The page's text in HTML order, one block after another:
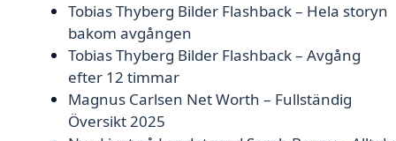
Tobias Thyberg Bilder Flashback – Hela storyn
bakom avgången
Tobias Thyberg Bilder Flashback – Avgång
efter 12 timmar
Magnus Carlsen Net Worth – Fullständig
Översikt 2025